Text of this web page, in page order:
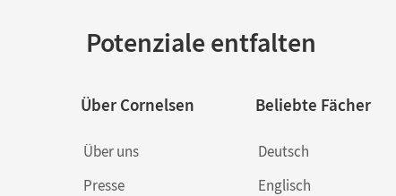
Potenziale entfalten
Über Cornelsen
Über uns
Presse
Beliebte Fächer
Deutsch
Englisch